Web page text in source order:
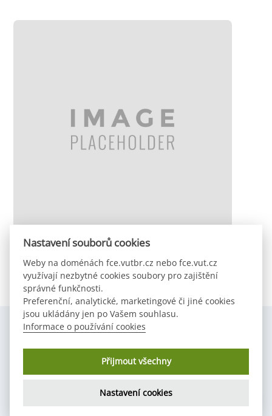
In The Spotlight
Copyright © 2024 Studentská komora AS FAST VUT v Brně,
Nastavení souborů cookies
Weby na doménách fce.vutbr.cz nebo fce.vut.cz
využívají nezbytné cookies soubory pro zajištění
správné funkčnosti.
Preferenční, analytické, marketingové či jiné cookies
jsou ukládány jen po Vašem souhlasu.
Informace o používání cookies
Přijmout všechny
Nastavení cookies